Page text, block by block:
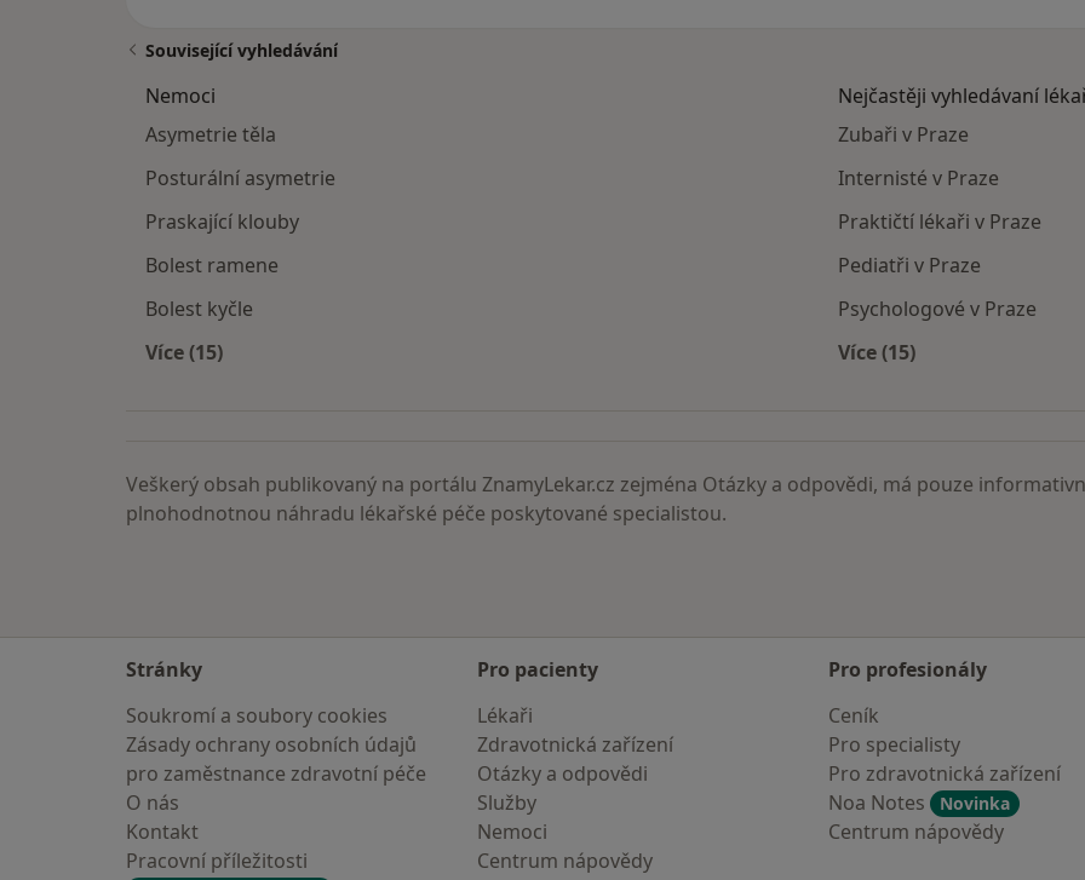
Související vyhledávání
Nemoci
Asymetrie těla
Posturální asymetrie
Praskající klouby
Bolest ramene
Bolest kyčle
Více (15)
Nejčastěji vyhledávaní
Zubaři v Praze
Internisté v Praze
Praktičtí lékaři v Praze
Pediatři v Praze
Psychologové v Praze
Více (15)
Veškerý obsah publikovaný na portálu ZnamyLekar.cz zejména Otázky a odpovědi, má pouze
plnohodnotnou náhradu lékařské péče poskytované specialistou.
Stránky
Soukromí a soubory cookies
Zásady ochrany osobních údajů
pro zaměstnance zdravotní péče
O nás
Kontakt
Pracovní příležitosti
Pro pacienty
Lékaři
Zdravotnická zařízení
Otázky a odpovědi
Služby
Nemoci
Centrum nápovědy
Pro profesionály
Ceník
Pro specialisty
Pro zdravotnická zařízení
Noa Notes
Novinka
Centrum nápovědy